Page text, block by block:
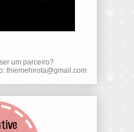
um parceiro?
thiemehirota@gmail.com